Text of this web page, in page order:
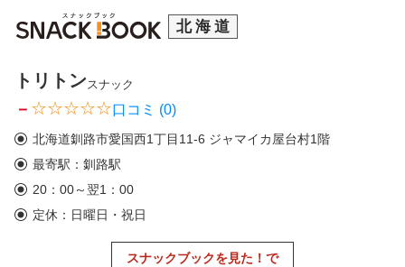
北海道
トリトンスナック
－ 口コミ (0)
北海道釧路市愛国西1丁目11-6 ジャマイカ屋台村1階
最寄駅：釧路駅
20：00～翌1：00
定休：日曜日・祝日
スナックブックを見た！で